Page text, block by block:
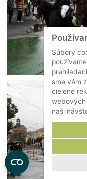
Súbory
sme vám
cielené
webových
naši